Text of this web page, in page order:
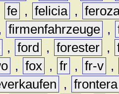
fe , felicia ,
firmenfahrzeuge ,
, ford , forester ,
, fox , fr , fr-v ,
, frontera